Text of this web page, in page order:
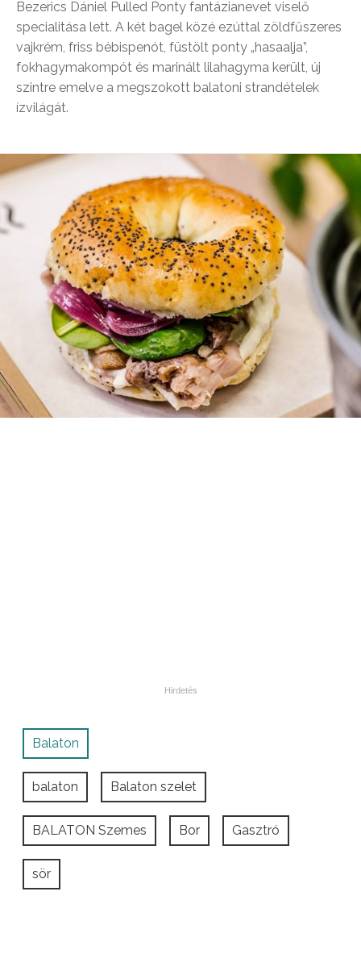
Bezerics Dániel Pulled Ponty fantázianevet viselő
specialitása lett. A két bagel közé ezúttal zöldfűszeres
vajkrém, friss bébispenót, füstölt ponty „hasaalja”,
fokhagymakompót és marinált lilahagyma került, új
szintre emelve a megszokott balatoni strandételek
ízvilágát.
Balaton
balaton Balaton szelet
BALATON Szemes Bor Gasztró
sör